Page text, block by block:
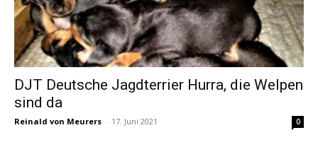
DJT Deutsche Jagdterrier Hurra, die Welpen
sind da
Reinald von Meurers - 17. Juni 2021 0